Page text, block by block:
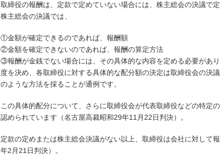
取締役の報酬は、定款で定めていない場合には、株主総会の決議で
株主総会の決議では、
①金額が確定できるのであれば、報酬額
②金額を確定できないのであれば、報酬の算定方法
③報酬が金銭でない場合には、その具体的な内容を定める必要があ
度を決め、各取締役に対する具体的な配分額の決定は取締役会の決
のような方法を採ることが通例です。
この具体的配分について、さらに取締役会が代表取締役などの特定
認められています（名古屋高裁昭和29年11月22日判決）。
定款の定めまたは株主総会決議がない以上、取締役は会社に対して
年2月21日判決）。